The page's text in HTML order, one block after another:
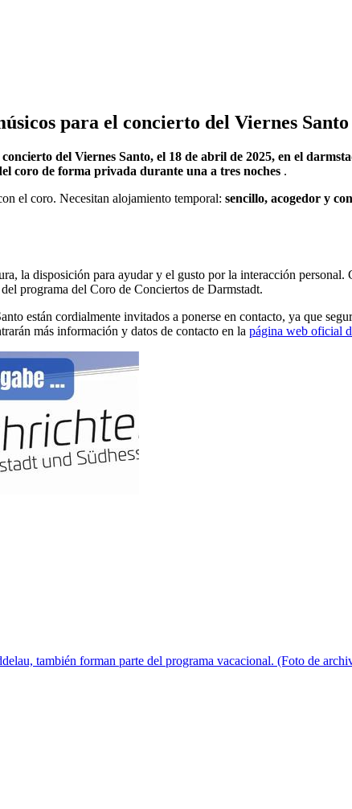
para el concierto del Viernes
concierto del Viernes Santo, el 18 de abril de 2025, en el
coro de forma privada durante una a tres noches .
el coro. Necesitan alojamiento temporal: sencillo, acogedor y
la disposición para ayudar y el gusto por la interacción
programa del Coro de Conciertos de Darmstadt.
están cordialmente invitados a ponerse en contacto, ya que
más información y datos de contacto en la página web oficial